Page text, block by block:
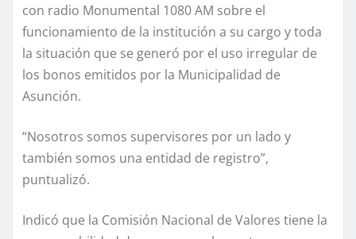
con radio Monumental 1080 AM sobre el
funcionamiento de la institución a su cargo y toda
la situación que se generó por el uso irregular de
los bonos emitidos por la Municipalidad de
Asunción.
“Nosotros somos supervisores por un lado y
también somos una entidad de registro”,
puntualizó.
Indicó que la Comisión Nacional de Valores tiene la